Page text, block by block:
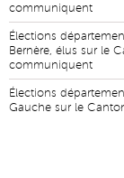
communiquent
Élections
Bernère, élus sur le
communiquent
Élections
Gauche sur le